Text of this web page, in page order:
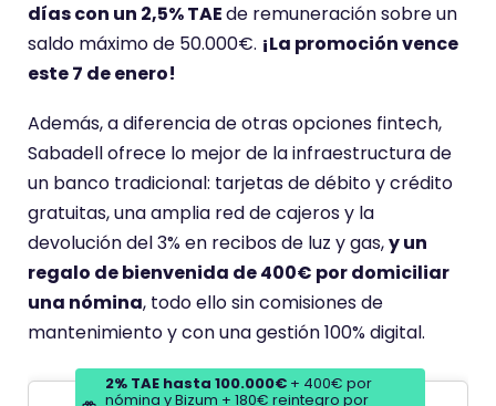
p
u
n
t
u
a
c
i
n
días con un 2,5% TAEde remuneración sobre un
saldo máximo de 50.000€. ¡La promoción vence
este 7 de enero!
Además, a diferencia de otras opciones fintech,
Sabadell ofrece lo mejor de la infraestructura de
un banco tradicional: tarjetas de débito y crédito
gratuitas, una amplia red de cajeros y la
devolución del 3% en recibos de luz y gas,y un
regalo de bienvenida de 400€ por domiciliar
una nómina, todo ello sin comisiones de
mantenimiento y con una gestión 100% digital.
2% TAE hasta 100.000€ + 400€ por
nómina y Bizum + 180€ reintegro por